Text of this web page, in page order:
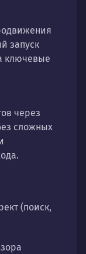
запуск
ключевые
через
сложных
(поиск,